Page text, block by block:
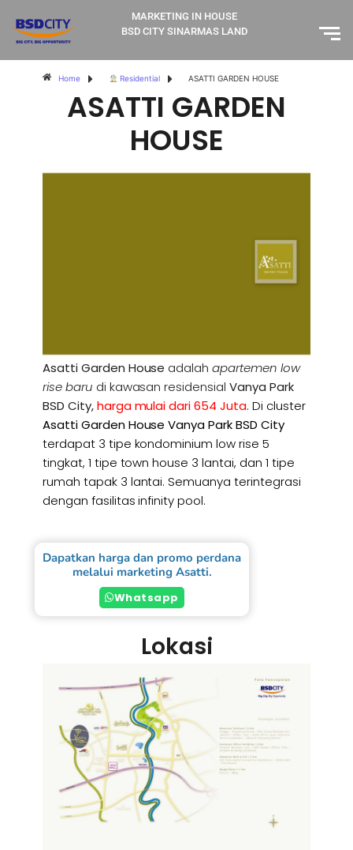
MARKETING IN HOUSE
BSD CITY SINARMAS LAND
Home Residential ASATTI GARDEN HOUSE
ASATTI GARDEN
HOUSE
Asatti Garden House adalahapartemen low
rise baru di kawasan residensialVanya Park
BSD City,harga mulai dari 654 Juta. Di cluster
Asatti Garden House Vanya Park BSD City
terdapat 3 tipe kondominium low rise 5
tingkat, 1 tipe town house 3 lantai, dan 1 tipe
rumah tapak 3 lantai. Semuanya terintegrasi
dengan fasilitas infinity pool.
Dapatkan harga dan promo perdana
melalui marketing Asatti.
Whatsapp
Lokasi